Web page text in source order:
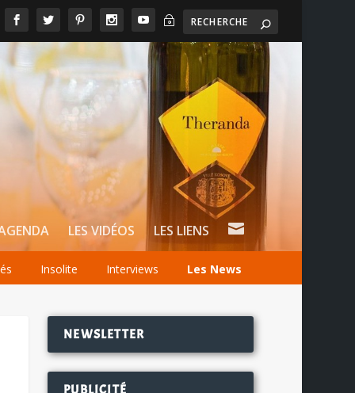
~
LES VIDÉOS LES LIENS 
Insolite Interviews Les News
NEWSLETTER
PUBLICITÉ